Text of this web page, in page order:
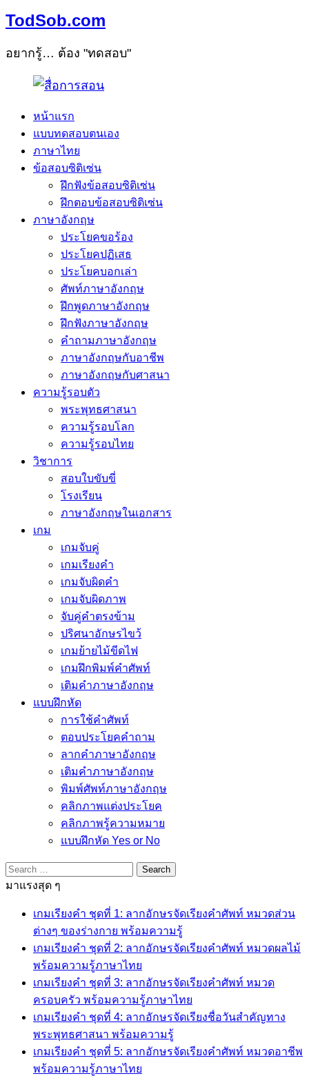
TodSob.com
อยากรู้… ต้อง "ทดสอบ"
หน้าแรก
แบบทดสอบตนเอง
ภาษาไทย
ข้อสอบซิติเซ่น
ฝึกฟังข้อสอบซิติเซ่น
ฝึกตอบข้อสอบซิติเซ่น
ภาษาอังกฤษ
ประโยคขอร้อง
ประโยคปฏิเสธ
ประโยคบอกเล่า
ศัพท์ภาษาอังกฤษ
ฝึกพูดภาษาอังกฤษ
ฝึกฟังภาษาอังกฤษ
คำถามภาษาอังกฤษ
ภาษาอังกฤษกับอาชีพ
ภาษาอังกฤษกับศาสนา
ความรู้รอบตัว
พระพุทธศาสนา
ความรู้รอบโลก
ความรู้รอบไทย
วิชาการ
สอบใบขับขี่
โรงเรียน
ภาษาอังกฤษในเอกสาร
เกม
เกมจับคู่
เกมเรียงคำ
เกมจับผิดคำ
เกมจับผิดภาพ
จับคู่คำตรงข้าม
ปริศนาอักษรไขว้
เกมย้ายไม้ขีดไฟ
เกมฝึกพิมพ์คำศัพท์
เติมคำภาษาอังกฤษ
แบบฝึกหัด
การใช้คำศัพท์
ตอบประโยคคำถาม
ลากคำภาษาอังกฤษ
เติมคำภาษาอังกฤษ
พิมพ์ศัพท์ภาษาอังกฤษ
คลิกภาพแต่งประโยค
คลิกภาพรู้ความหมาย
แบบฝึกหัด Yes or No
Search
for:
มาแรงสุด ๆ
เกมเรียงคำ ชุดที่ 1: ลากอักษรจัดเรียงคำศัพท์ หมวดส่วน
ต่างๆ ของร่างกาย พร้อมความรู้
เกมเรียงคำ ชุดที่ 2: ลากอักษรจัดเรียงคำศัพท์ หมวดผลไม้
พร้อมความรู้ภาษาไทย
เกมเรียงคำ ชุดที่ 3: ลากอักษรจัดเรียงคำศัพท์ หมวด
ครอบครัว พร้อมความรู้ภาษาไทย
เกมเรียงคำ ชุดที่ 4: ลากอักษรจัดเรียงชื่อวันสำคัญทาง
พระพุทธศาสนา พร้อมความรู้
เกมเรียงคำ ชุดที่ 5: ลากอักษรจัดเรียงคำศัพท์ หมวดอาชีพ
พร้อมความรู้ภาษาไทย